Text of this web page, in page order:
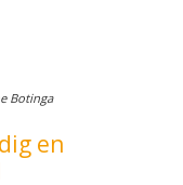
Botinga
en